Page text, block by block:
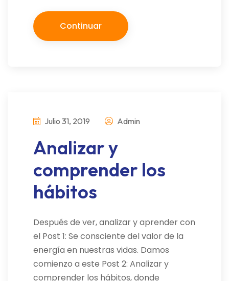
Continuar
Julio 31, 2019 Admin
Analizar y
comprender los
hábitos
Después de ver, analizar y aprender con
el Post 1: Se consciente del valor de la
energía en nuestras vidas. Damos
comienzo a este Post 2: Analizar y
comprender los hábitos, donde